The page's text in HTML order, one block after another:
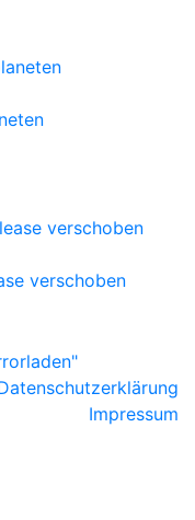
verschoben
Impressum